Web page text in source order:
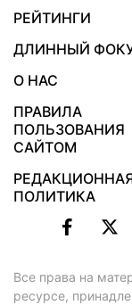
РЕЙТИНГИ
ДЛИННЫЙ
О НАС
ПРАВИЛА
ПОЛЬЗОВАНИЯ
САЙТОМ
ПОЛИТИКА
Все права на
ресурсе,